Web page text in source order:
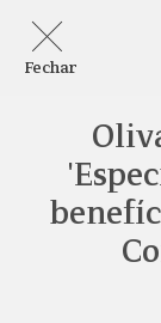
Fechar